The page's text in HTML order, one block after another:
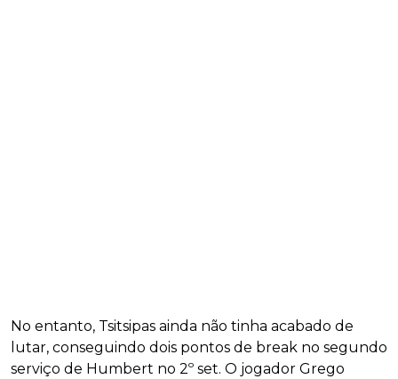
No entanto, Tsitsipas ainda não tinha acabado de
lutar, conseguindo dois pontos de break no segundo
serviço de Humbert no 2º set. O jogador Grego